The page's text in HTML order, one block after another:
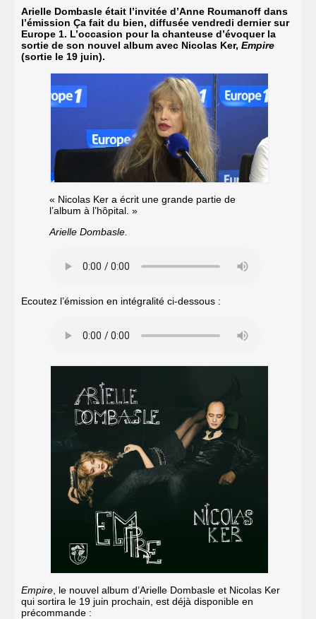
Arielle Dombasle était l’invitée d’Anne Roumanoff dans
l’émission Ça fait du bien, diffusée vendredi dernier sur
Europe 1. L’occasion pour la chanteuse d’évoquer la
sortie de son nouvel album avec Nicolas Ker, Empire
(sortie le 19 juin).
« Nicolas Ker a écrit une grande partie de
l’album à l’hôpital. »
Arielle Dombasle.
Ecoutez l’émission en intégralité ci-dessous :
Empire , le nouvel album d’Arielle Dombasle et Nicolas Ker
qui sortira le 19 juin prochain, est déjà disponible en
précommande :